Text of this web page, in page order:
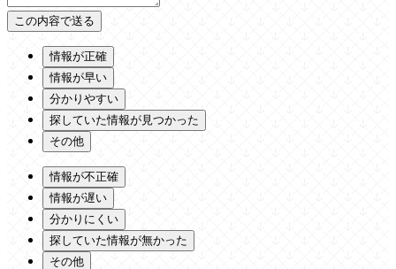
情報が正確
情報が早い
分かりやすい
探していた情報が見つかった
その他
情報が不正確
情報が遅い
分かりにくい
探していた情報が無かった
その他